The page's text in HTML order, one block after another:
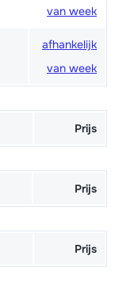
van week
afhankelijk
van week
Prijs
van week
van week
Prijs
van week
Prijs